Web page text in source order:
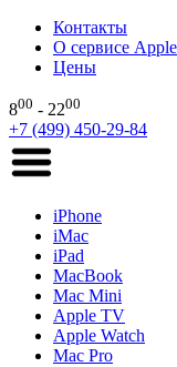
Контакты
О сервисе Apple
Цены
800 - 2200
+7 (499) 450-29-84
iPhone
iMac
iPad
MacBook
Mac Mini
Apple TV
Apple Watch
Mac Pro